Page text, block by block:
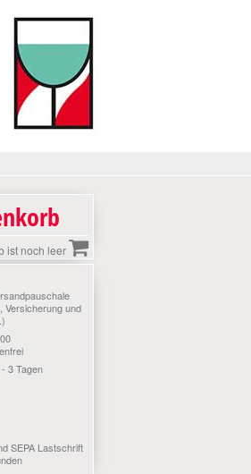
ist noch leer
Versicherung und
3 Tagen
SEPA Lastschrift